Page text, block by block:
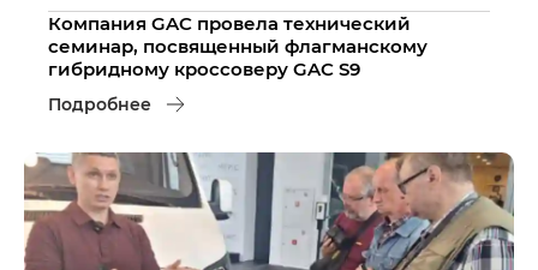
Компания GAC провела технический
семинар, посвященный флагманскому
гибридному кроссоверу GAC S9
Подробнее